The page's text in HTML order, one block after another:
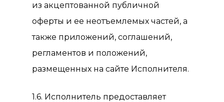
из акцептованной публичной
оферты и ее неотъемлемых частей, а
также приложений, соглашений,
регламентов и положений,
размещенных на сайте Исполнителя.
1.6. Исполнитель предоставляет